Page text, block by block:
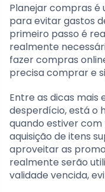
Planejar compras
para evitar gastos
primeiro passo é
realmente
fazer compras
precisa comprar e
Entre as dicas
desperdício, está o
quando estiver com
aquisição de itens
aproveitar as
realmente serão
validade vencida,